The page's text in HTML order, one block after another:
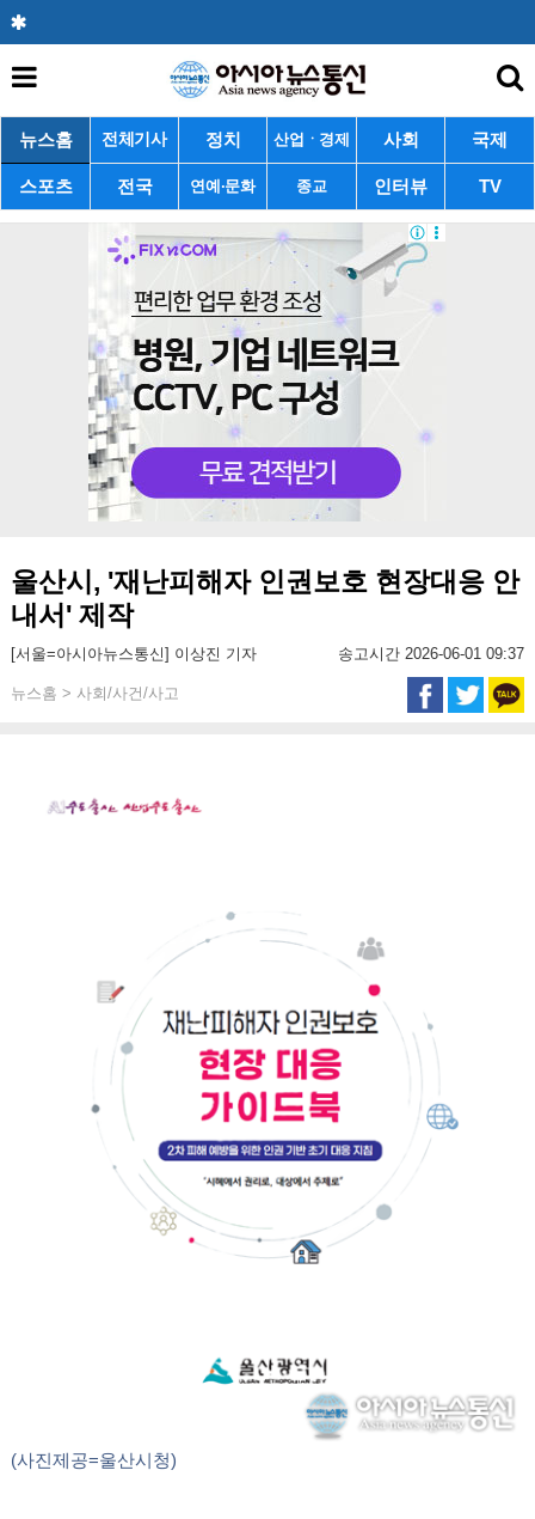
뉴스홈 전체기사 정치 산업ㆍ경제 사회 국제
스포츠 전국 연예·문화 종교 인터뷰 TV
울산시, '재난피해자 인권보호 현장대응 안
내서' 제작
[서울=아시아뉴스통신] 이상진 기자 송고시간 2026-06-01 09:37
뉴스홈 > 사회/사건/사고
(사진제공=울산시청)